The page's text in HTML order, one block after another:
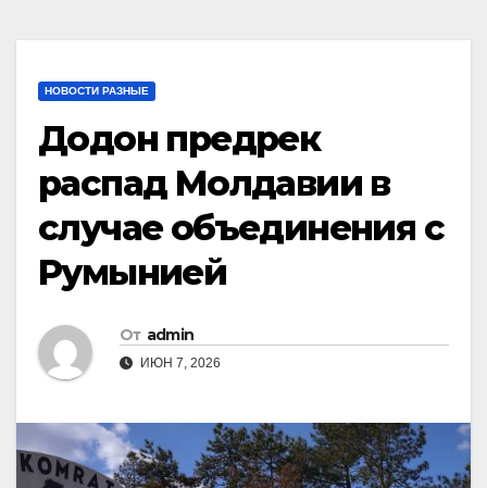
НОВОСТИ РАЗНЫЕ
Додон предрек
распад Молдавии в
случае объединения с
Румынией
От admin
ИЮН 7, 2026